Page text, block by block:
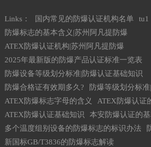
Links： 国内常见的防爆认证机构名单
tu1
防爆标志的基本含义|苏州阿凡提防爆
ATEX防爆认证机构|苏州阿凡提防爆
2025年最新版的防爆产品认证标准一览表
防爆设备等级划分标准|防爆认证基础知识
防爆合格证有效期多久?
防爆等级划分标
ATEX防爆标志字母的含义
ATEX防爆认证
ATEX防爆认证基础知识
本安防爆认证的
多个温度组别设备的防爆标志的标识办法
新国标GB/T3836的防爆标志解读